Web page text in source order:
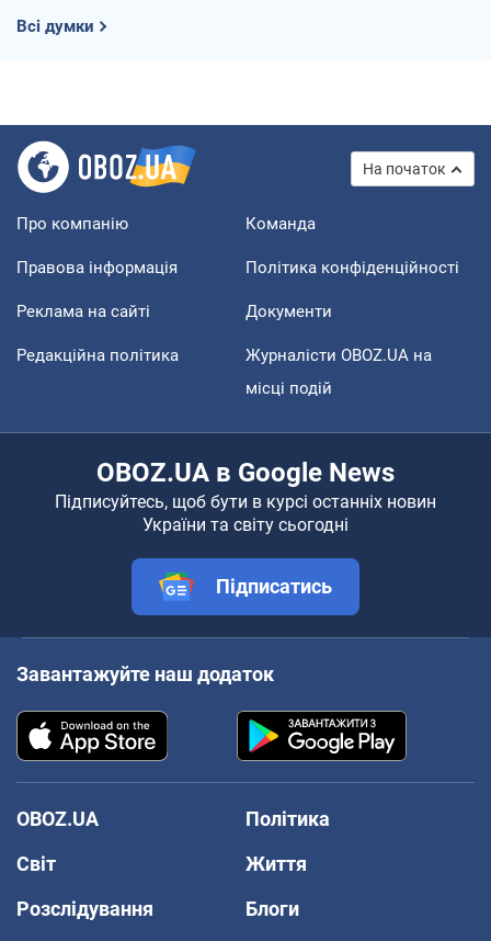
Всі думки
На початок
Про компанію Команда
Правова інформація Політика конфіденційності
Реклама на сайті Документи
Редакційна політика
Журналісти OBOZ.UA на
місці подій
OBOZ.UA в Google News
Підписуйтесь, щоб бути в курсі останніх новин
України та світу сьогодні
Підписатись
Завантажуйте наш додаток
OBOZ.UA
Політика
Світ
Життя
Розслідування
Блоги